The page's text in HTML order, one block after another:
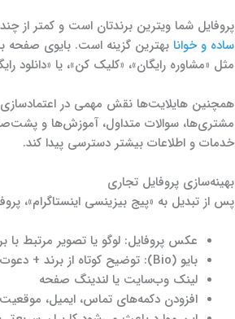
پروفایل شما ویترین برندتان است و کمتر از
ساده و خوانا
مثل «مشاوره رایگان»، «کلیک کن»، یا «دانلود
همچنین هایلایت‌ها نقش مهمی در
مشتری‌ها، سوالات متداول، آموزش‌ها و
خدمات و اطلاعات بیشتر دسترسی پیدا کند.
بهینه‌سازی پروفایل تجاری
پس از تبدیل به «پیج بیزینسی اینستاگرام»،
عکس پروفایل: لوگو یا تصویر مرتبط با
بایو (Bio): توضیح کوتاه از برند + دعوت به عمل (CTA)
لینک وب‌سایت یا لندینگ صفحه
افزودن دکمه‌های تماس، ایمیل،